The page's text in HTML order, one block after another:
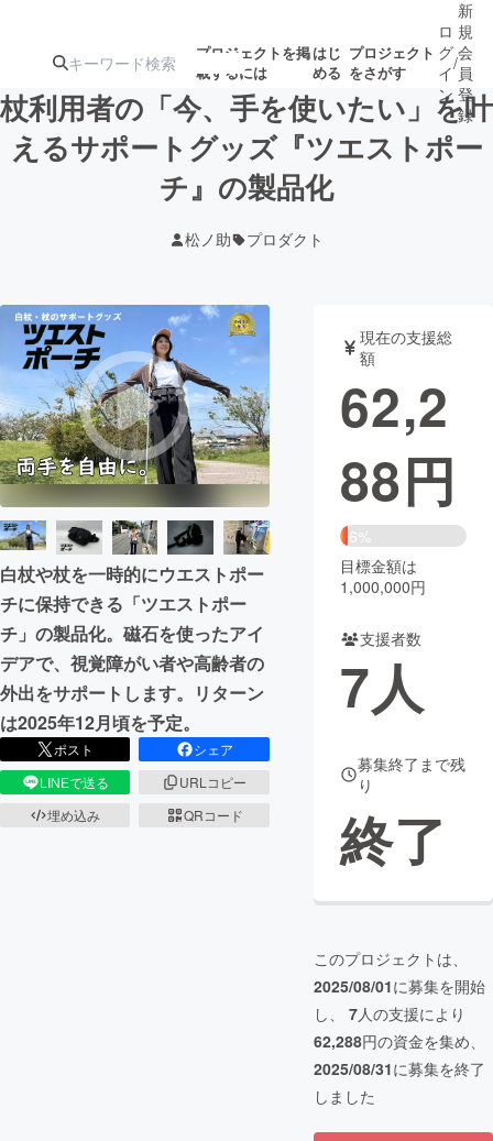
プロジェクトを掲
載するには
はじ
める
プロジェクト
をさがす
注目の新着プロ募集終了が近いプ
テクノロジー・ガジェット
映像・映画 書籍・雑誌
ビジネス・起業 チャレンジ
まちづくり・地域活性化
CAMPFIRE for Social Good
CAMPFIRE Creation
CAMPFIREふるさと納税machi-ya コミュニティ
ロ
グ
イ
ン
/
新
規
会
員
登
録
杖利用者の「今、手を使いたい」を叶
えるサポートグッズ『ツエストポー
チ』の製品化
松ノ助 プロダクト
白杖や杖を一時的にウエストポー
チに保持できる「ツエストポー
チ」の製品化。磁石を使ったアイ
デアで、視覚障がい者や高齢者の
外出をサポートします。リターン
は2025年12月頃を予定。
ポスト
シェア
LINEで送る
URLコピー
埋め込み
QRコード
現在の支援総
額
62,2
88円
6%
目標金額は
1,000,000円
支援者数
7人
募集終了まで残
り
終了
このプロジェクトは、
2025/08/01に募集を開始
し、 7人の支援により
62,288円の資金を集め、
2025/08/31に募集を終了
しました